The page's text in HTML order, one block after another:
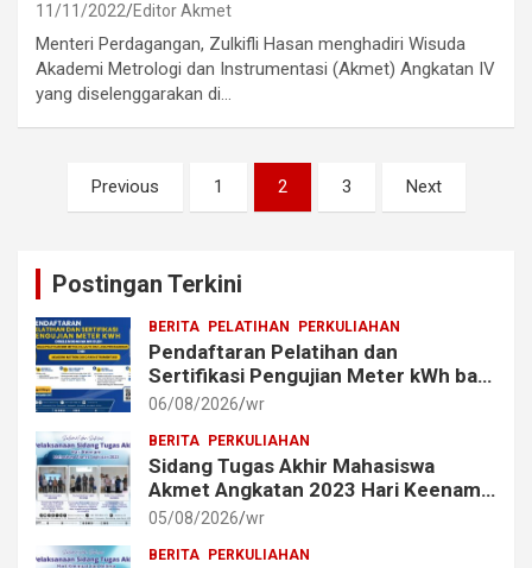
11/11/2022 Editor Akmet
Menteri Perdagangan, Zulkifli Hasan menghadiri Wisuda
Akademi Metrologi dan Instrumentasi (Akmet) Angkatan IV
yang diselenggarakan di…
Posts
pagination
Previous 1 2 3 Next
Postingan Terkini
BERITA PELATIHAN PERKULIAHAN
Pendaftaran Pelatihan dan
Sertifikasi Pengujian Meter kWh bagi
Mahasiswa dan Alumni Akmet
06/08/2026 wr
BERITA PERKULIAHAN
Sidang Tugas Akhir Mahasiswa
Akmet Angkatan 2023 Hari Keenam
Berlangsung Lancar
05/08/2026 wr
BERITA PERKULIAHAN